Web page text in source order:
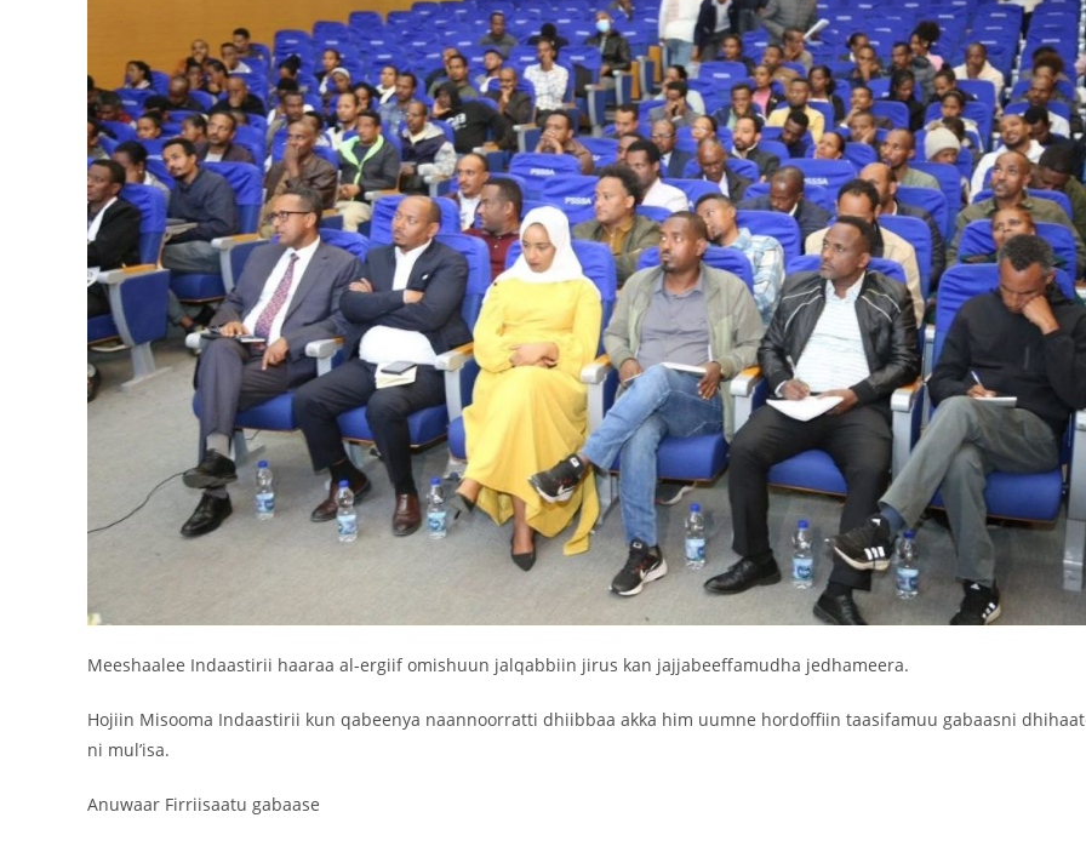
Meeshaalee Indaastirii haaraa al-ergiif omishuun jalqabbiin jirus kan jajjabeeffamudha jedhameera.
Hojiin Misooma Indaastirii kun qabeenya naannoorratti dhiibbaa akka him uumne hordoffiin taasifamuu gabaasni
ni mul’isa.
Anuwaar Firriisaatu gabaase